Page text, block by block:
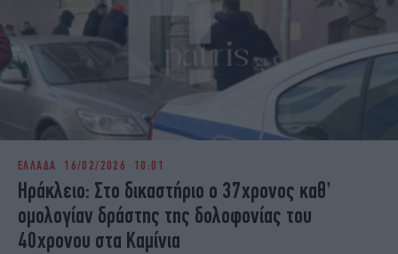
ΕΛΛΑΔΑ 16/02/2026 10:01
Ηράκλειο: Στο δικαστήριο ο 37χρονος καθ’
ομολογίαν δράστης της δολοφονίας του
40χρονου στα Καμίνια